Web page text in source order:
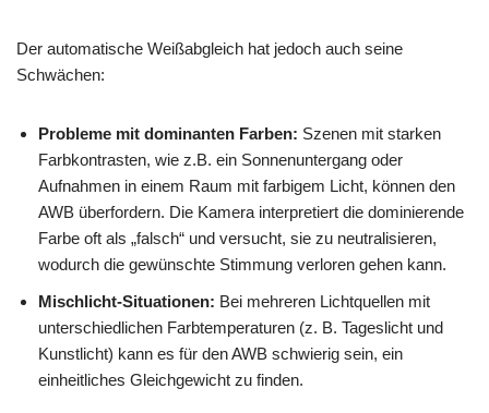
Der automatische Weißabgleich hat jedoch auch seine
Schwächen:
Probleme mit dominanten Farben: Szenen mit starken
Farbkontrasten, wie z.B. ein Sonnenuntergang oder
Aufnahmen in einem Raum mit farbigem Licht, können den
AWB überfordern. Die Kamera interpretiert die dominierende
Farbe oft als „falsch“ und versucht, sie zu neutralisieren,
wodurch die gewünschte Stimmung verloren gehen kann.
Mischlicht-Situationen: Bei mehreren Lichtquellen mit
unterschiedlichen Farbtemperaturen (z. B. Tageslicht und
Kunstlicht) kann es für den AWB schwierig sein, ein
einheitliches Gleichgewicht zu finden.